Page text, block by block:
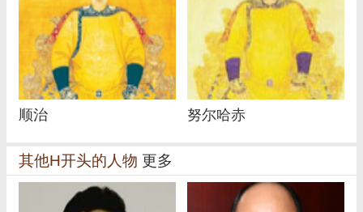
顺治 努尔哈赤
其他H开头的人物 更多